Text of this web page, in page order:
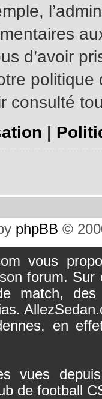
d’avoir
consulté
|
phpBB ©
vous
forum.
match, des
en
vues
de football